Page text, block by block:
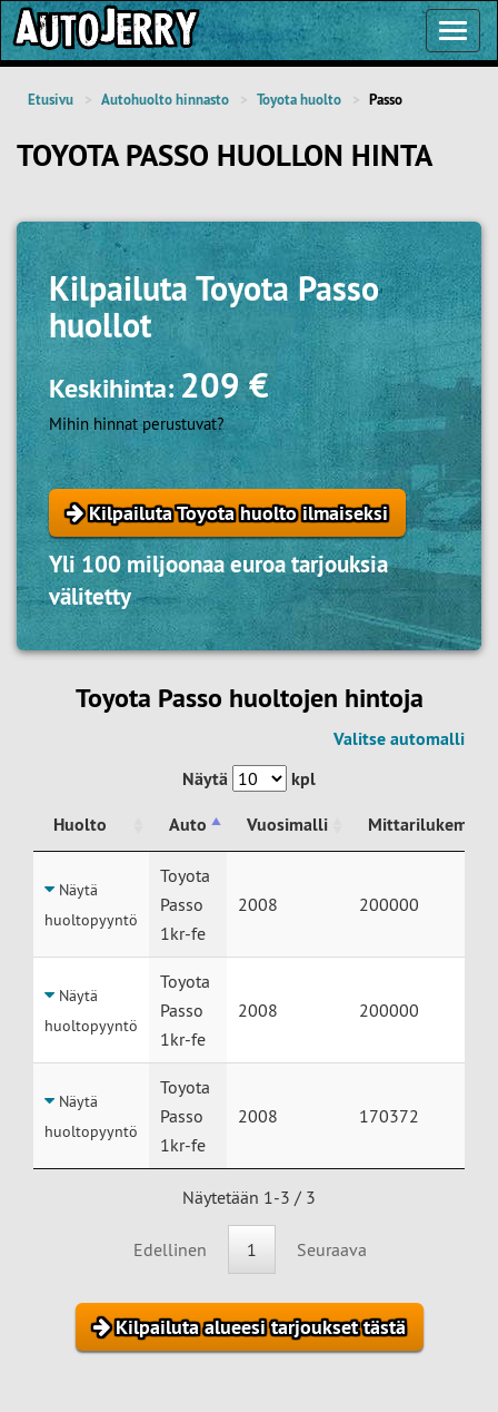
Etusivu Autohuolto hinnasto Toyota huolto Passo
TOYOTA PASSO HUOLLON HINTA
KilpailutaToyota Passo
huollot
Keskihinta:209 €
Mihin hinnat perustuvat?
Kilpailuta Toyota huolto ilmaiseksi
Yli 100 miljoonaa euroa tarjouksia
välitetty
Toyota Passo huoltojen hintoja
Valitse automalli
Näytä
kpl
Huolto
Auto Vuosimalli
Mittarilukema
Auto
Näytä
huoltopyyntö
Toyota
Passo
1kr-fe
2008 200000
Näytä
huoltopyyntö
Toyota
Passo
1kr-fe
2008 200000
Näytä
huoltopyyntö
Toyota
Passo
1kr-fe
2008 170372
Näytetään 1-3 / 3
Edellinen 1 Seuraava
Kilpailuta alueesi tarjoukset tästä